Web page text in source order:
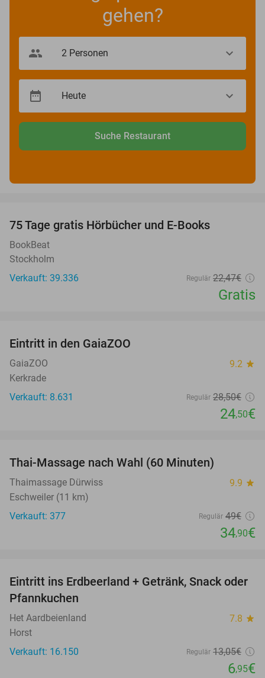
gehen?
Suche Restaurant
75 Tage gratis Hörbücher und E-Books
BookBeat
Stockholm
Verkauft: 39.336
Regulär 22,47€
Gratis
Eintritt in den GaiaZOO
GaiaZOO 9.2 star
Kerkrade
Verkauft: 8.631
Regulär 28,50€
24,50€
Thai-Massage nach Wahl (60 Minuten)
Thaimassage Dürwiss 9.9 star
Eschweiler (11 km)
Verkauft: 377
Regulär 49€
34,90€
47%
Eintritt ins Erdbeerland + Getränk, Snack oder
Pfannkuchen
Het Aardbeienland 7.8 star
Horst
Verkauft: 16.150
Regulär 13,05€
6,95€